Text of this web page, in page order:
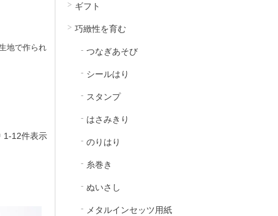
地で作られ
1-12件表示
ギフト
巧緻性を育む
つなぎあそび
シールはり
スタンプ
はさみきり
のりはり
糸巻き
ぬいさし
メタルインセッツ用紙